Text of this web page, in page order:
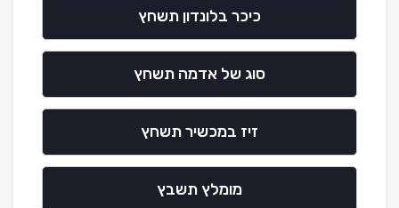
כיכר בלונדון תשחץ
סוג של אדמה תשחץ
זיז במכשיר תשחץ
מומלץ תשבץ